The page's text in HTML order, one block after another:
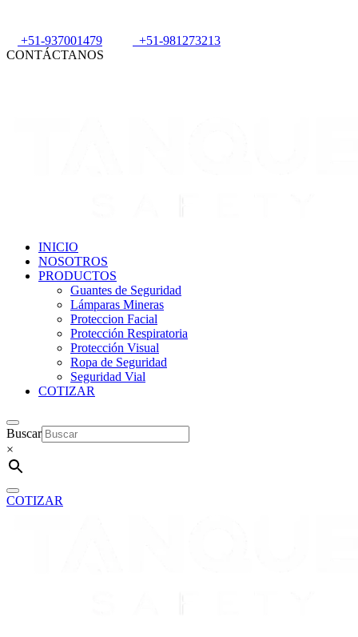
+51-937001479
+51-981273213
CONTÁCTANOS
INICIO
NOSOTROS
PRODUCTOS
Guantes de Seguridad
Lámparas Mineras
Proteccion Facial
Protección Respiratoria
Protección Visual
Ropa de Seguridad
Seguridad Vial
COTIZAR
Buscar
×
COTIZAR